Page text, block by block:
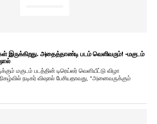
இருக்கிறது. அதைத்தாண்டி படம் வெளிவரும்! -மகுடம்
மகுடம் படத்தின் டிரெய்லர் வெளியீட்டு விழா